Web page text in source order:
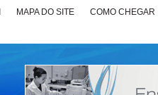
MAPA DO SITE COMO CHEGAR